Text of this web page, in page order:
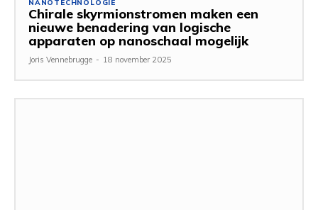
NANOTECHNOLOGIE
Chirale skyrmionstromen maken een
nieuwe benadering van logische
apparaten op nanoschaal mogelijk
Joris Vennebrugge - 18 november 2025